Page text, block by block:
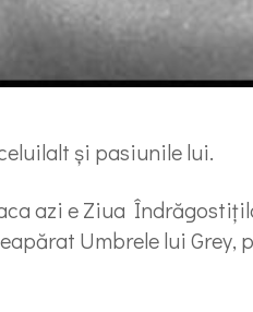
și pasiunile lui.
azi e Ziua
Umbrele lui Grey,